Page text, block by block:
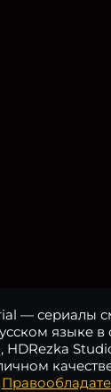
— сериалы
языке в
HDRezka